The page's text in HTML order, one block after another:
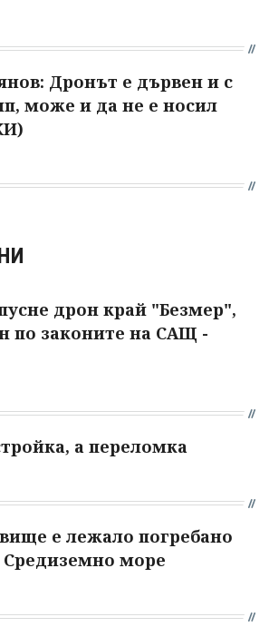
Дронът е дървен и с
може и да не е носил
дрон край "Безмер",
по законите на САЩ -
а переломка
е лежало погребано
Средиземно море